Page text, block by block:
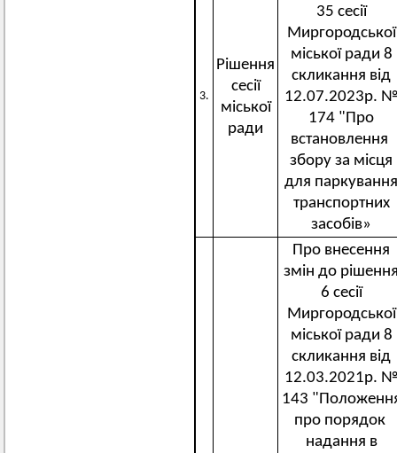
3.
Рішення
сесії
міської
ради
35 сесії
Миргородської
міської ради 8
скликання від
12.07.2023р. №
174 "Про
встановлення
збору за місця
для паркування
транспортних
засобів»
Про внесення
змін до
6 сесії
Миргородської
міської ради 8
скликання від
12.03.2021р. №
143
про порядок
надання в